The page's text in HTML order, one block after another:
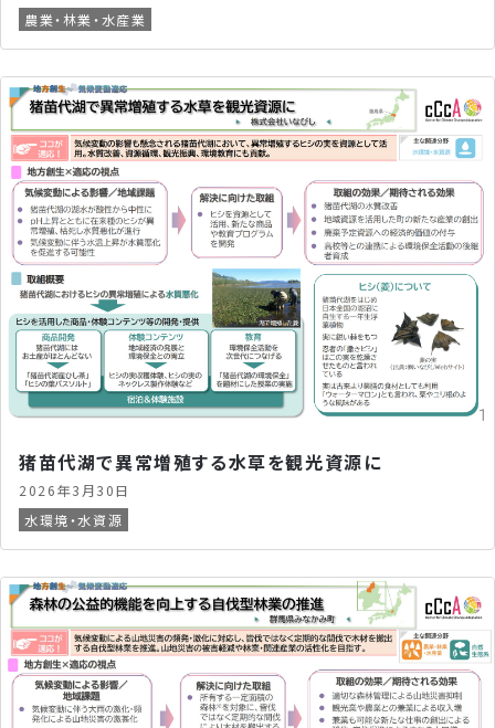
農業・林業・水産業
猪苗代湖で異常増殖する水草を観光資源に
2026年3月30日
水環境・水資源